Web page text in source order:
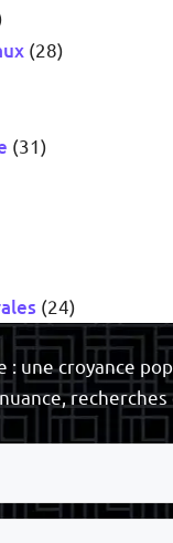
(28)
(31)
(24)
: une croyance
recherches